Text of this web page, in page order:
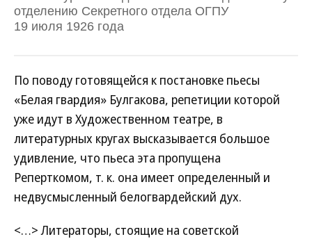
отделению Секретного отдела ОГПУ
19 июля 1926 года
По поводу готовящейся к постановке пьесы
«Белая гвардия» Булгакова, репетиции которой
уже идут в Художественном театре, в
литературных кругах высказывается большое
удивление, что пьеса эта пропущена
Реперткомом, т. к. она имеет определенный и
недвусмысленный белогвардейский дух.
<…> Литераторы, стоящие на советской